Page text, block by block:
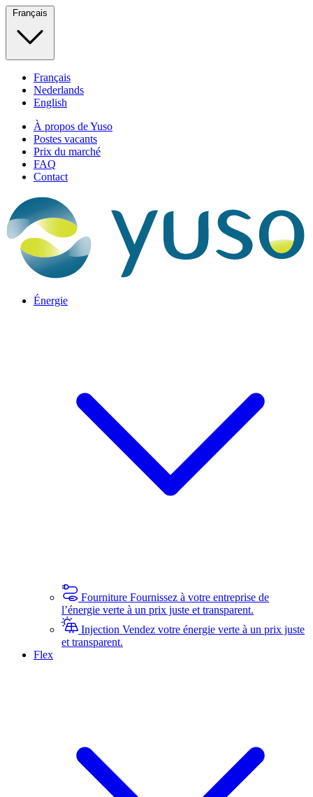
Français
Français
Nederlands
English
À propos de Yuso
Postes vacants
Prix du marché
FAQ
Contact
Énergie
Fourniture Fournissez à votre entreprise de
l’énergie verte à un prix juste et transparent.
Injection Vendez votre énergie verte à un prix juste
et transparent.
Flex